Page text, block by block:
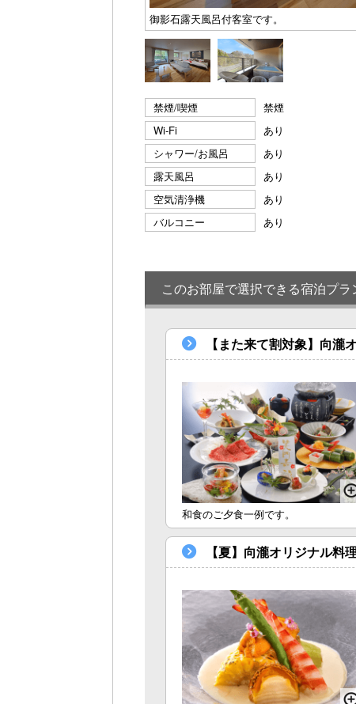
御影石露天風呂付客室です。
禁煙/喫煙 禁煙
Wi-Fi あり
シャワー/お風呂
あり
露天風呂
あり
空気清浄機
あり
バルコニー
あり
このお部屋で選択できる宿泊プラ
【また来て割対象】向瀧
和食のご夕食一例です。
【夏】向瀧オリジナル料